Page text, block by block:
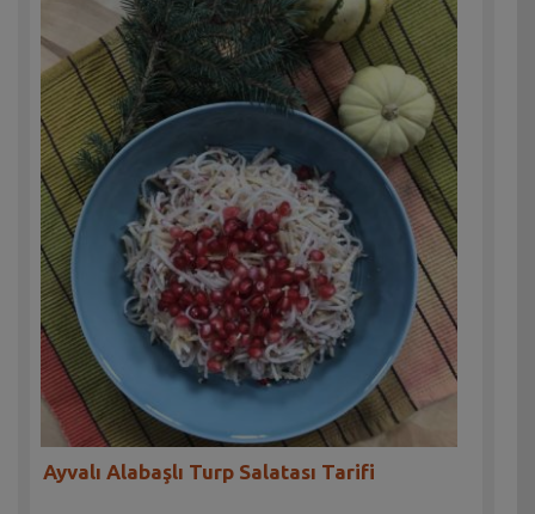
Ayvalı Alabaşlı Turp Salatası Tarifi